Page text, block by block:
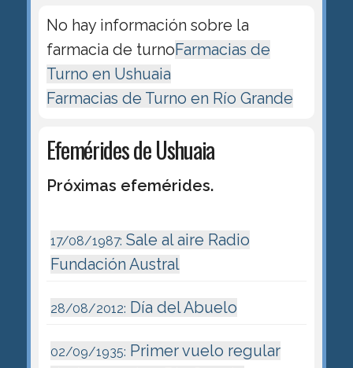
No hay información sobre la
farmacia de turnoFarmacias de
Turno en Ushuaia
Farmacias de Turno en Río Grande
Efemérides de Ushuaia
Próximas efemérides.
17/08/1987: Sale al aire Radio
Fundación Austral
28/08/2012: Día del Abuelo
02/09/1935: Primer vuelo regular